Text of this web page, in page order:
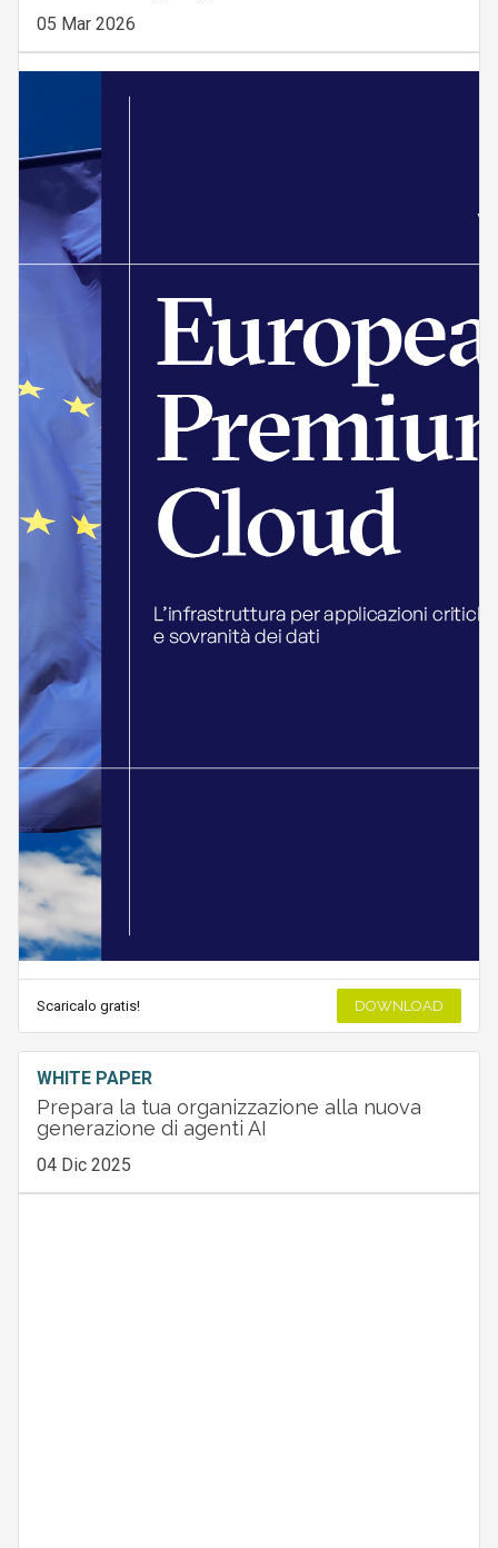
05 Mar 2026
Scaricalo gratis! DOWNLOAD
WHITE PAPER
Prepara la tua organizzazione alla nuova
generazione di agenti AI
04 Dic 2025